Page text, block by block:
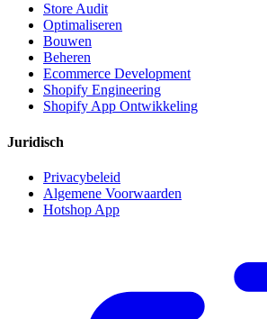
Store Audit
Optimaliseren
Bouwen
Beheren
Ecommerce Development
Shopify Engineering
Shopify App Ontwikkeling
Juridisch
Privacybeleid
Algemene Voorwaarden
Hotshop App